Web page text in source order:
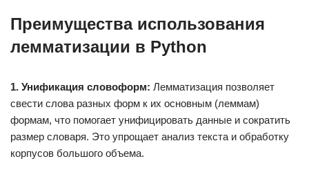
Преимущества использования
лемматизации в Python
1. Унификация словоформ: Лемматизация позволяет
свести слова разных форм к их основным (леммам)
формам, что помогает унифицировать данные и сократить
размер словаря. Это упрощает анализ текста и обработку
корпусов большого объема.